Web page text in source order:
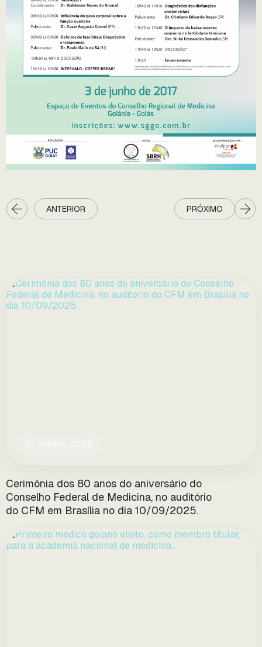
ANTERIOR PRÓXIMO
Cerimônia dos 80 anos do aniversário do
Conselho Federal de Medicina, no auditório
do CFM em Brasília no dia 10/09/2025.